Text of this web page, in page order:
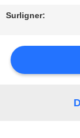
NOUS
UN
Surligner: